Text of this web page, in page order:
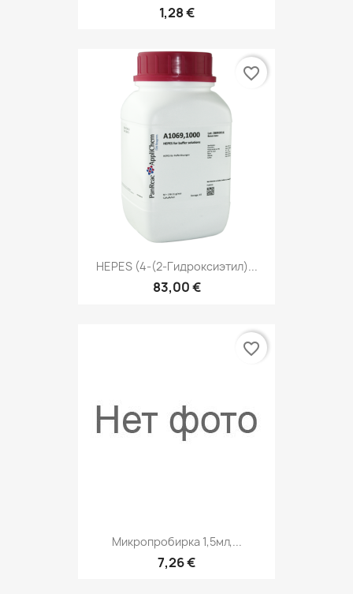
1,28 €
HЕРЕS (4-(2-Гидроксиэтил)...
83,00 €
favorite_border
Микропробирка 1,5мл,...
7,26 €
favorite_border